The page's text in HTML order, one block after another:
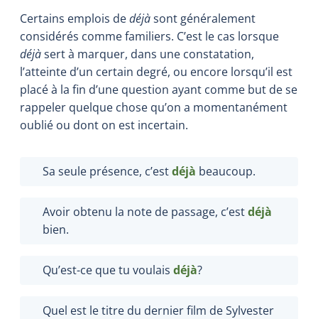
Certains emplois dedéjàsont généralement
considérés comme familiers. C’est le cas lorsque
déjàsert à marquer, dans une constatation,
l’atteinte d’un certain degré, ou encore lorsqu’il est
placé à la fin d’une question ayant comme but de se
rappeler quelque chose qu’on a momentanément
oublié ou dont on est incertain.
Sa seule présence, c’estdéjà beaucoup.
Avoir obtenu la note de passage, c’estdéjà
bien.
Qu’est-ce que tu voulais déjà?
Quel est le titre du dernier film de Sylvester